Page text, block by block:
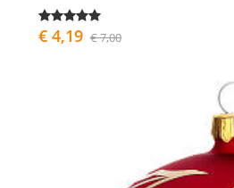
€ 4,19 € 7,00